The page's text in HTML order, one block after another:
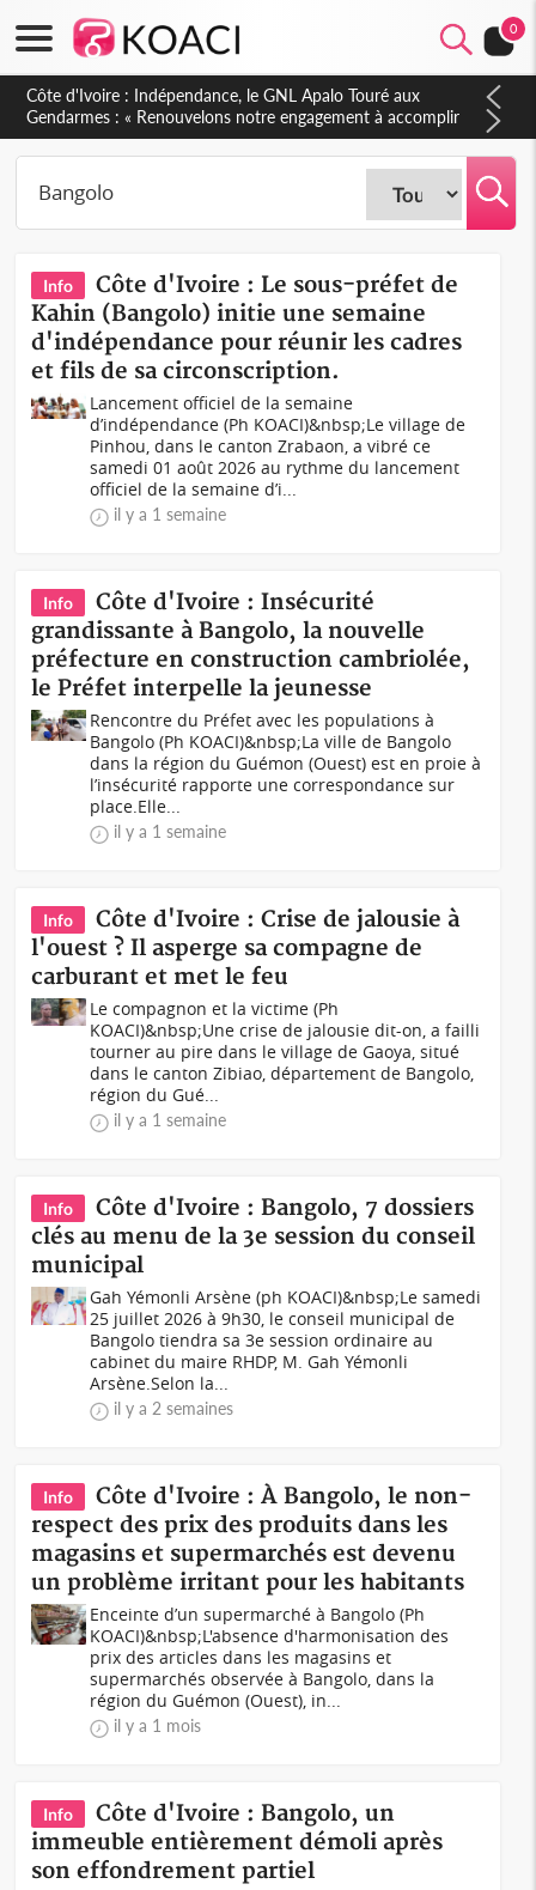
0
Sierra Leone : Un projet de réforme constitutionnelle en
gestation, points clés des amendements, un exclu d'avance
Info
Côte d'Ivoire : Le sous-préfet de
Kahin (Bangolo) initie une semaine
d'indépendance pour réunir les cadres
et fils de sa circonscription.
Lancement officiel de la semaine
d’indépendance (Ph KOACI)&nbsp;Le village de
Pinhou, dans le canton Zrabaon, a vibré ce
samedi 01 août 2026 au rythme du lancement
officiel de la semaine d’i...
il y a 1 semaine
Info
Côte d'Ivoire : Insécurité
grandissante à Bangolo, la nouvelle
préfecture en construction cambriolée,
le Préfet interpelle la jeunesse
Rencontre du Préfet avec les populations à
Bangolo (Ph KOACI)&nbsp;La ville de Bangolo
dans la région du Guémon (Ouest) est en proie à
l’insécurité rapporte une correspondance sur
place.Elle...
il y a 1 semaine
Info
Côte d'Ivoire : Crise de jalousie à
l'ouest ? Il asperge sa compagne de
carburant et met le feu
Le compagnon et la victime (Ph
KOACI)&nbsp;Une crise de jalousie dit-on, a failli
tourner au pire dans le village de Gaoya, situé
dans le canton Zibiao, département de Bangolo,
région du Gué...
il y a 1 semaine
Info
Côte d'Ivoire : Bangolo, 7 dossiers
clés au menu de la 3e session du conseil
municipal
Gah Yémonli Arsène (ph KOACI)&nbsp;Le samedi
25 juillet 2026 à 9h30, le conseil municipal de
Bangolo tiendra sa 3e session ordinaire au
cabinet du maire RHDP, M. Gah Yémonli
Arsène.Selon la...
il y a 2 semaines
Info
Côte d'Ivoire : À Bangolo, le non-
respect des prix des produits dans les
magasins et supermarchés est devenu
un problème irritant pour les habitants
Enceinte d’un supermarché à Bangolo (Ph
KOACI)&nbsp;L'absence d'harmonisation des
prix des articles dans les magasins et
supermarchés observée à Bangolo, dans la
région du Guémon (Ouest), in...
il y a 1 mois
Info
Côte d'Ivoire : Bangolo, un
immeuble entièrement démoli après
son effondrement partiel